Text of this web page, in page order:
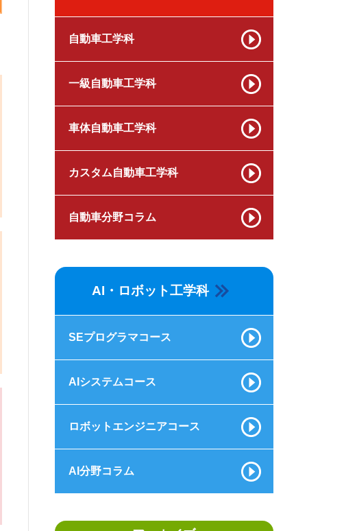
自動車工学科
一級自動車工学科
車体自動車工学科
カスタム自動車工学科
自動車分野コラム
AI・ロボット工学科
SEプログラマコース
AIシステムコース
ロボットエンジニアコース
AI分野コラム